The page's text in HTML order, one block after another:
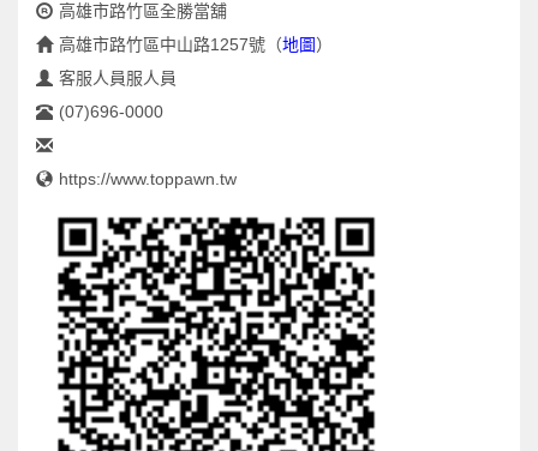
高雄市路竹區全勝當舖
高雄市路竹區中山路1257號 （地圖）
客服人員服人員
(07)696-0000
https://www.toppawn.tw